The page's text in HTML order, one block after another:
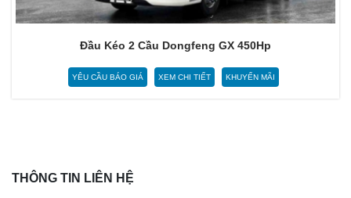
Đầu Kéo 2 Cầu Dongfeng GX 450Hp
YÊU CẦU BÁO GIÁ XEM CHI TIẾT KHUYẾN MÃI
THÔNG TIN LIÊN HỆ